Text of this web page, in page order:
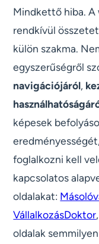
Mindkettő hiba. A
rendkívül
külön szakma.
egyszerűségről
navigációjáról,
képesek
foglalkozni kell
kapcsolatos
oldalakat:
VállalkozásDoktor,
oldalak